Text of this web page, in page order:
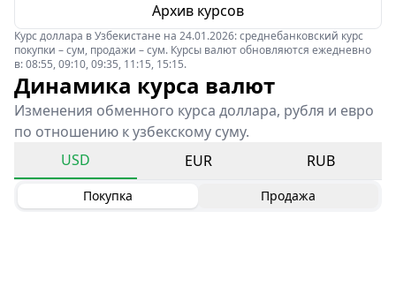
Архив курсов
Курс доллара в Узбекистане на 24.01.2026: среднебанковский курс
покупки – сум, продажи – сум. Курсы валют обновляются ежедневно
в: 08:55, 09:10, 09:35, 11:15, 15:15.
Динамика курса валют
Изменения обменного курса доллара, рубля и евро
по отношению к узбекскому суму.
USD
EUR RUB
Покупка Продажа